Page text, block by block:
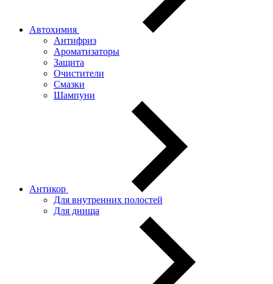
Автохимия
Антифриз
Ароматизаторы
Защита
Очистители
Смазки
Шампуни
Антикор
Для внутренних полостей
Для днища